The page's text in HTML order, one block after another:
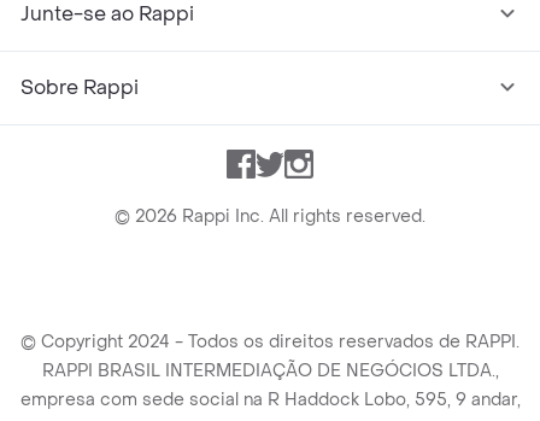
Junte-se ao Rappi
Sobre Rappi
Facebook
TwitterInstagram
© 2026 Rappi Inc. All rights reserved.
© Copyright 2024 - Todos os direitos reservados de RAPPI.
RAPPI BRASIL INTERMEDIAÇÃO DE NEGÓCIOS LTDA.,
empresa com sede social na R Haddock Lobo, 595, 9 andar,